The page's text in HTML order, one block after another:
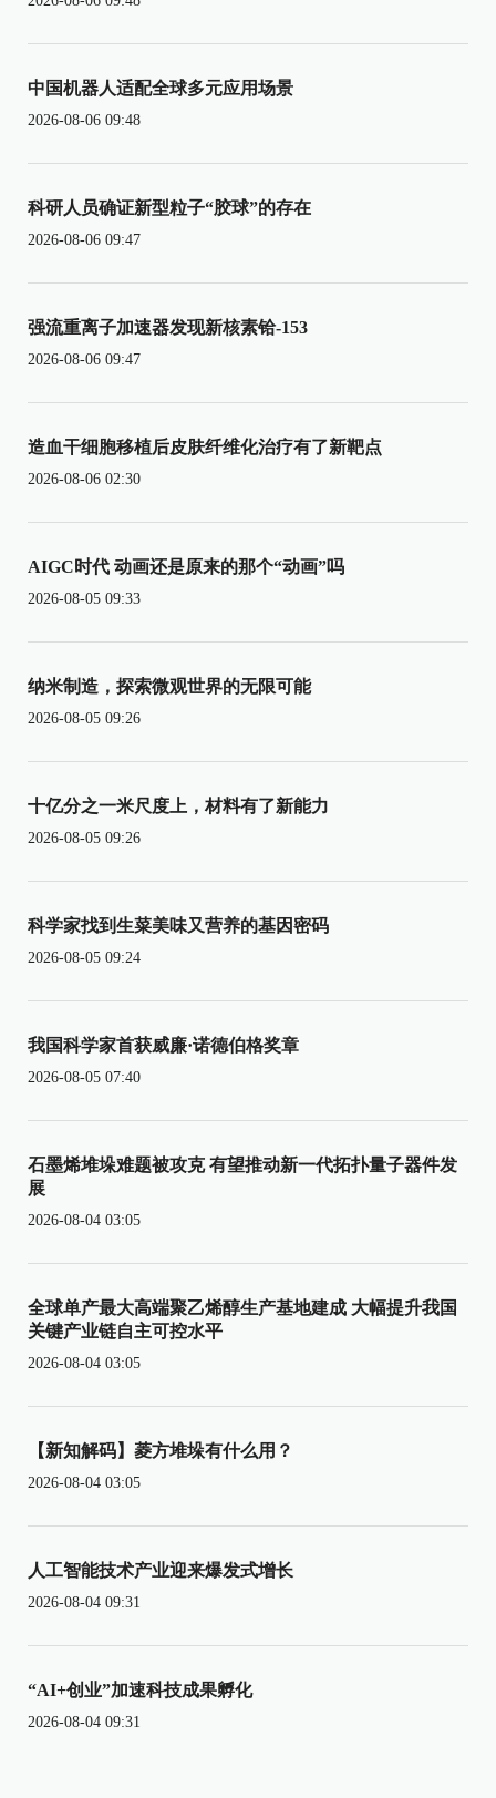
中国机器人适配全球多元应用场景
2026-08-06 09:48
科研人员确证新型粒子“胶球”的存在
2026-08-06 09:47
强流重离子加速器发现新核素铪-153
2026-08-06 09:47
造血干细胞移植后皮肤纤维化治疗有了新靶点
2026-08-06 02:30
AIGC时代 动画还是原来的那个“动画”吗
2026-08-05 09:33
纳米制造，探索微观世界的无限可能
2026-08-05 09:26
十亿分之一米尺度上，材料有了新能力
2026-08-05 09:26
科学家找到生菜美味又营养的基因密码
2026-08-05 09:24
我国科学家首获威廉·诺德伯格奖章
2026-08-05 07:40
石墨烯堆垛难题被攻克 有望推动新一代拓扑量子器件发
展
2026-08-04 03:05
全球单产最大高端聚乙烯醇生产基地建成 大幅提升我国
关键产业链自主可控水平
2026-08-04 03:05
【新知解码】菱方堆垛有什么用？
2026-08-04 03:05
人工智能技术产业迎来爆发式增长
2026-08-04 09:31
“AI+创业”加速科技成果孵化
2026-08-04 09:31